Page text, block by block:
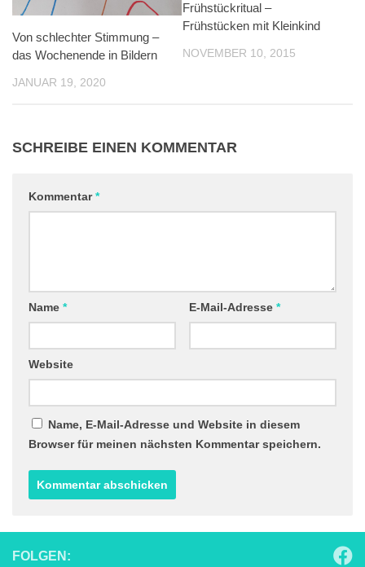
Von schlechter Stimmung –
das Wochenende in Bildern
JANUAR 19, 2020
Frühstückritual –
Frühstücken mit Kleinkind
NOVEMBER 10, 2015
SCHREIBE EINEN KOMMENTAR
Kommentar*
Name * E-Mail-Adresse *
Website
Name, E-Mail-Adresse und Website in diesem
Browser für meinen nächsten Kommentar speichern.
FOLGEN: